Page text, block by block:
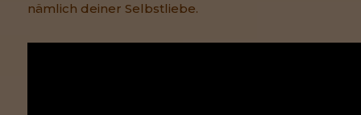
nämlich deiner Selbstliebe.